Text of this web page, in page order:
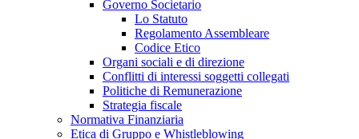
Governo Societario
Lo Statuto
Regolamento Assembleare
Codice Etico
Organi sociali e di direzione
Conflitti di interessi soggetti collegati
Politiche di Remunerazione
Strategia fiscale
Normativa Finanziaria
Etica di Gruppo e Whistleblowing